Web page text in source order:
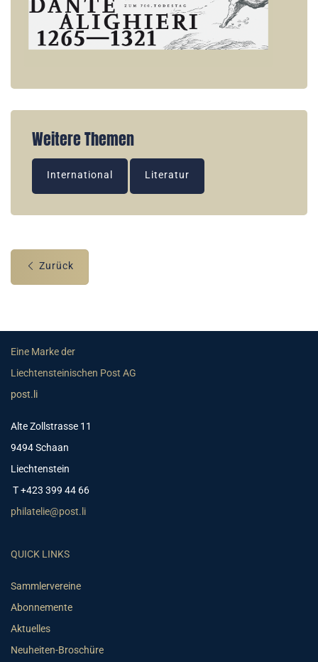
Weitere Themen
International Literatur
Zurück
Eine Marke der
Liechtensteinischen Post AG
post.li
Alte Zollstrasse 11
9494 Schaan
Liechtenstein
T +423 399 44 66
philatelie@post.li
QUICK LINKS
Sammlervereine
Abonnemente
Aktuelles
Neuheiten-Broschüre